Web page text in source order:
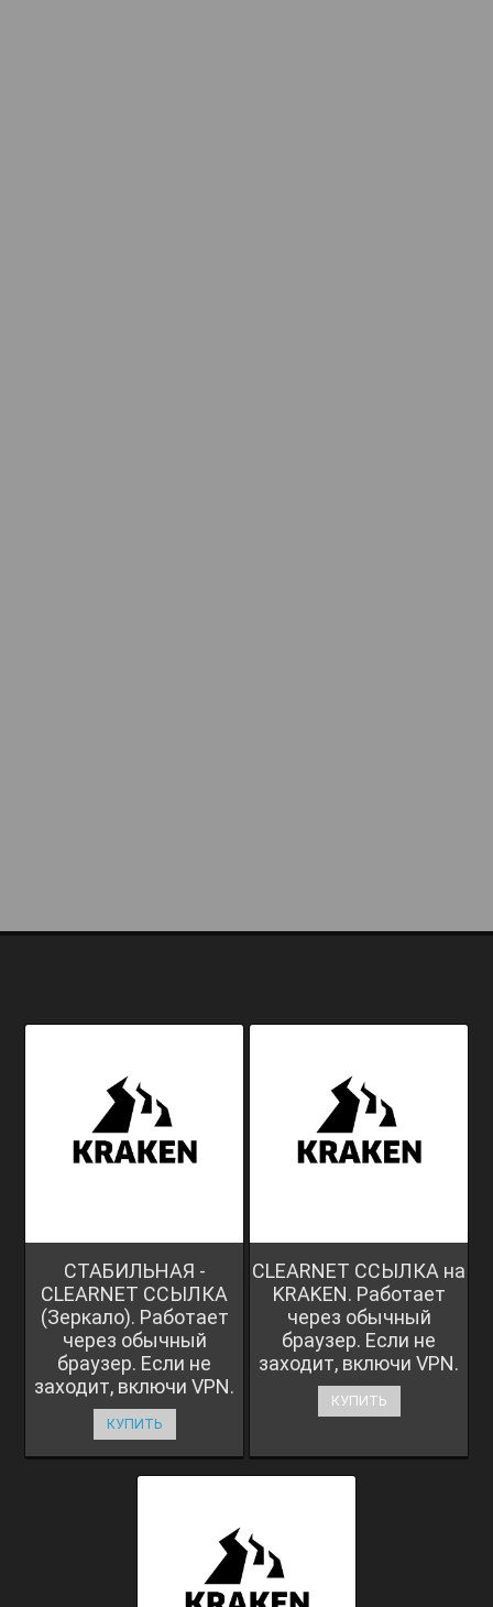
СТАБИЛЬНАЯ -
CLEARNET ССЫЛКА
(Зеркало). Работает
через обычный
браузер. Если не
заходит, включи VPN.
КУПИТЬ
CLEARNET ССЫЛКА на
KRAKEN. Работает
через обычный
браузер. Если не
заходит, включи VPN.
КУПИТЬ